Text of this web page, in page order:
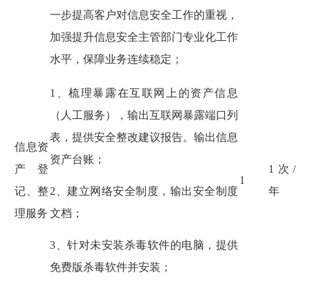
一步提高客户对信息安全工作的重视，
加强提升信息安全主管部门专业化工作
水平，保障业务连续稳定；
信息资
产登
记、整
理服务
1、梳理暴露在互联网上的资产信息
（人工服务），输出互联网暴露端口列
表，提供安全整改建议报告。输出信息
资产台账；
2、建立网络安全制度，输出安全制度
文档；
3、针对未安装杀毒软件的电脑，提供
免费版杀毒软件并安装；
1
1次/
年